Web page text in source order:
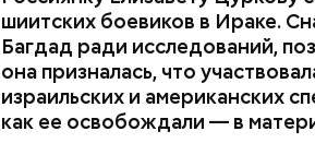
шиитских боевиков в Ираке.
Багдад ради исследований,
она призналась, что
израильских и американских
как ее освобождали — в